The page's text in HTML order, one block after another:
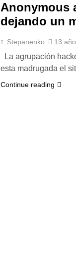
Anonymous
dejando un
Stepanenko 13
La agrupación
esta madrugada el
Continue reading